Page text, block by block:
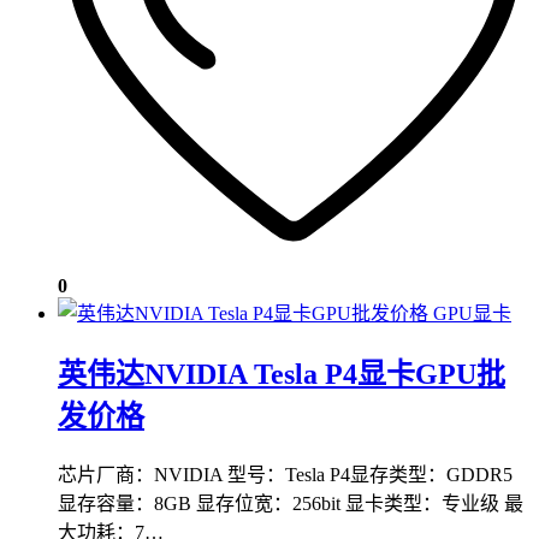
0
GPU显卡
英伟达NVIDIA Tesla P4显卡GPU批
发价格
芯片厂商：NVIDIA 型号：Tesla P4显存类型：GDDR5
显存容量：8GB 显存位宽：256bit 显卡类型：专业级 最
大功耗：7…